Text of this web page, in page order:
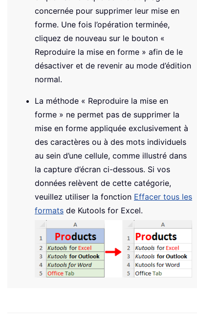
concernée pour supprimer leur mise en
forme. Une fois l’opération terminée,
cliquez de nouveau sur le bouton «
Reproduire la mise en forme » afin de le
désactiver et de revenir au mode d’édition
normal.
La méthode « Reproduire la mise en
forme » ne permet pas de supprimer la
mise en forme appliquée exclusivement à
des caractères ou à des mots individuels
au sein d’une cellule, comme illustré dans
la capture d’écran ci-dessous. Si vos
données relèvent de cette catégorie,
veuillez utiliser la fonction Effacer tous les
formats de Kutools for Excel.